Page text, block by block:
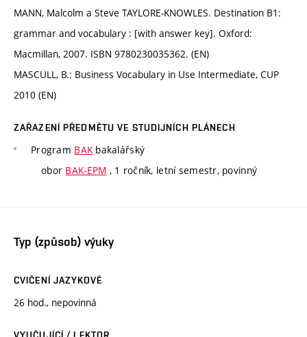
MANN, Malcolm a Steve TAYLORE-KNOWLES. Destination B1:
grammar and vocabulary : [with answer key]. Oxford:
Macmillan, 2007. ISBN 9780230035362. (EN)
MASCULL, B.: Business Vocabulary in Use Intermediate, CUP
2010 (EN)
ZAŘAZENÍ PŘEDMĚTU VE STUDIJNÍCH PLÁNECH
Program BAKbakalářský
obor BAK-EPM , 1 ročník, letní semestr, povinný
Typ (způsob) výuky
CVIČENÍ JAZYKOVÉ
26 hod., nepovinná
VYUČUJÍCÍ / LEKTOR